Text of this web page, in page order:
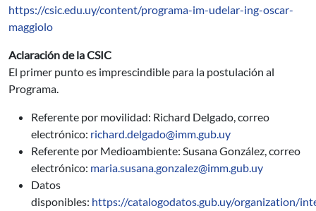
https://csic.edu.uy/content/programa-im-udelar-ing-oscar-
maggiolo
Aclaración de la CSIC
El primer punto es imprescindible para la postulación al
Programa.
Referente por movilidad: Richard Delgado, correo
electrónico: richard.delgado@imm.gub.uy
Referente por Medioambiente: Susana González, correo
electrónico: maria.susana.gonzalez@imm.gub.uy
Datos
disponibles: https://catalogodatos.gub.uy/organization/